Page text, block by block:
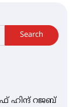
Search
ഹിന്ദ് റജബ്